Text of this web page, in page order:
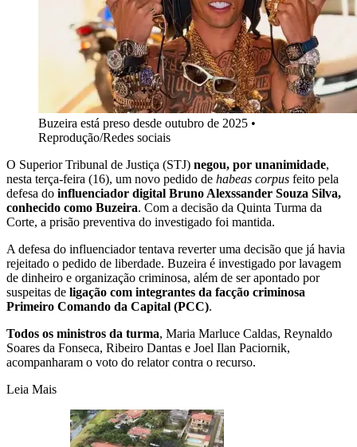
Buzeira está preso desde outubro de 2025 •
Reprodução/Redes sociais
O Superior Tribunal de Justiça (STJ) negou, por unanimidade,
nesta terça-feira (16), um novo pedido de habeas corpus feito pela
defesa do influenciador digital Bruno Alexssander Souza Silva,
conhecido como Buzeira. Com a decisão da Quinta Turma da
Corte, a prisão preventiva do investigado foi mantida.
A defesa do influenciador tentava reverter uma decisão que já havia
rejeitado o pedido de liberdade. Buzeira é investigado por lavagem
de dinheiro e organização criminosa, além de ser apontado por
suspeitas de ligação com integrantes da facção criminosa
Primeiro Comando da Capital (PCC).
Todos os ministros da turma, Maria Marluce Caldas, Reynaldo
Soares da Fonseca, Ribeiro Dantas e Joel Ilan Paciornik,
acompanharam o voto do relator contra o recurso.
Leia Mais